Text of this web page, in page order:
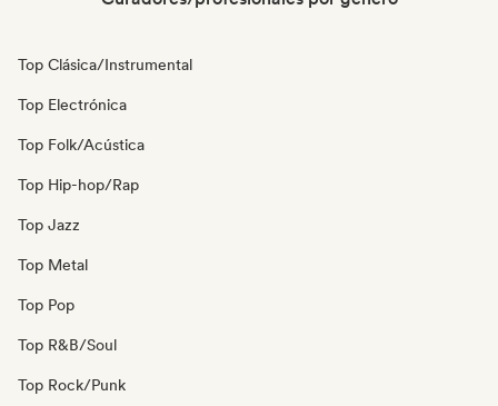
Top Clásica/Instrumental
Top Electrónica
Top Folk/Acústica
Top Hip-hop/Rap
Top Jazz
Top Metal
Top Pop
Top R&B/Soul
Top Rock/Punk